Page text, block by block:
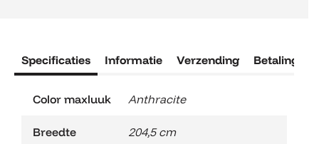
Specificaties Informatie Verzending Betaling
Color maxluuk Anthracite
Breedte 204,5 cm